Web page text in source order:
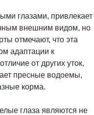
глазами, привлекает
внешним видом, но
отмечают, что эта
адаптации к
от других уток,
пресные водоемы,
корма.
глаза являются не